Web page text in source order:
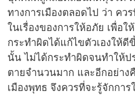
ทางการเมืองตลอดไป ว่า คว
ในเรื่องของการให้อภัย เพื่อใ
กระทำผิดได้แก้ไขตัวเองให้ดี
นั้น ไม่ได้กระทำผิดจนทำให้
ตายจำนวนมาก และอีกอย่าง
เมืองพุทธ จึงควรที่จะรู้จักการ